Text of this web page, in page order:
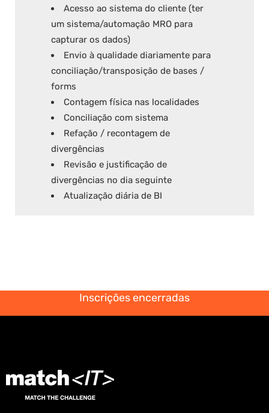
Acesso ao sistema do cliente (ter
um sistema/automação MRO para
capturar os dados)
Envio à qualidade diariamente para
conciliação/transposição de bases /
forms
Contagem física nas localidades
Conciliação com sistema
Refação / recontagem de
divergências
Revisão e justificação de
divergências no dia seguinte
Atualização diária de BI
Inscrições encerradas